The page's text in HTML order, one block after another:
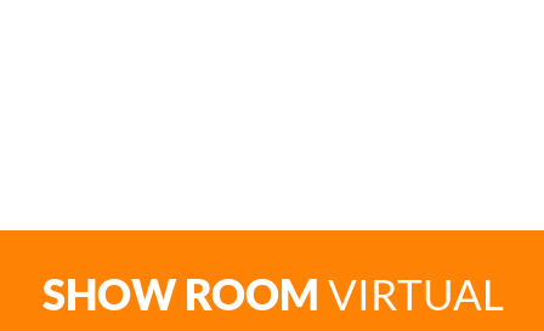
SHOW ROOM VIRTUAL